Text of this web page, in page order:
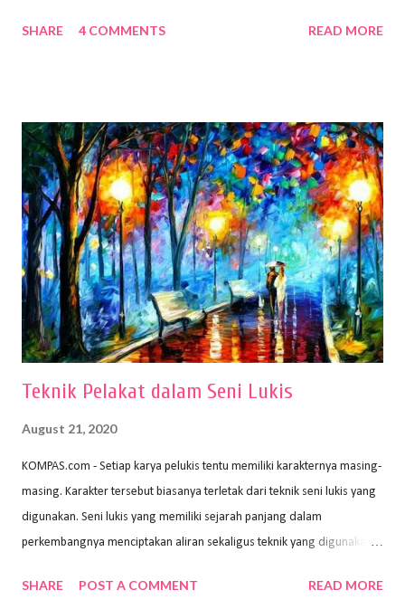
sehingga hasilnya bisa dilihat. Peran alat dan bahan sangat
memiliki spesifikasi berbeda sesuai jenisnya. Berikut peralatan
menggambar bentuk: 1. Kertas Gambar Kegiatan menggambar
membutuhkan kertas yang baik agar proses pembuatan gambar lebih
nyaman dan maksimal. Bahan kertas yang baik salah satu syaratnya
adalah tidak mudah sobek, mengingat menggambar merupakan
proses menggores dan menghapus. Kertas adalah bahan yang paling
ideal digunakan untuk menggambar. Dalam menggambar
menggunakan pen...
SHARE 4 COMMENTS READ MORE
Teknik Pelakat dalam Seni Lukis
August 21, 2020
KOMPAS.com - Setiap karya pelukis tentu memiliki karakternya masing-
masing. Karakter tersebut biasanya terletak dari teknik seni lukis yang
digunakan. Seni lukis yang memiliki sejarah panjang dalam
perkembangnya menciptakan aliran sekaligus teknik yang digunakan.
Wayan Kun Adnyana, teknik yang berbeda tentunya akan
SHARE POST A COMMENT READ MORE